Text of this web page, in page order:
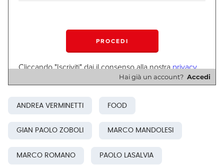
Hai già un account? Accedi
ANDREA VERMINETTI FOOD
GIAN PAOLO ZOBOLI MARCO MANDOLESI
MARCO ROMANO PAOLO LASALVIA